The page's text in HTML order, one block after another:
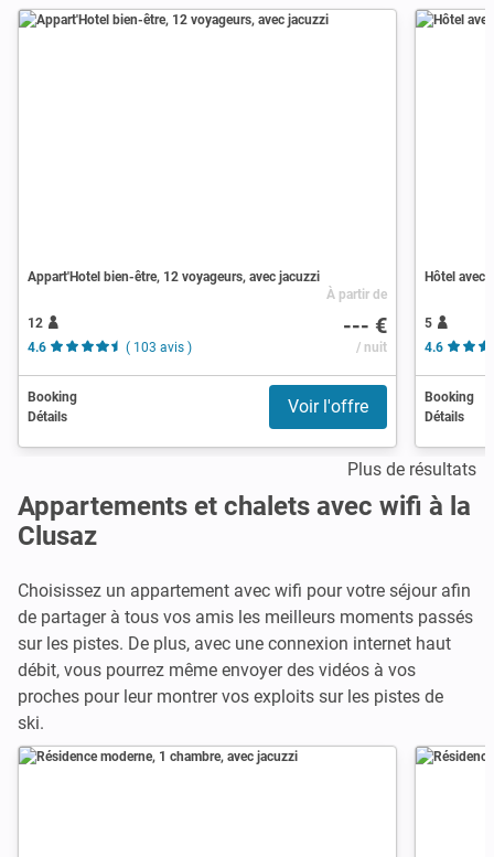
Appart'Hotel bien-être, 12 voyageurs, avec jacuzzi
12
4.6
( 103 avis )
À partir de
--- €
/ nuit
Booking
Détails
Voir l'offre
Hôtel avec
5
4.6
Booking
Détails
Plus de résultats
Appartements et chalets avec wifi à la
Clusaz
Choisissez un appartement avec wifi pour votre séjour afin
de partager à tous vos amis les meilleurs moments passés
sur les pistes. De plus, avec une connexion internet haut
débit, vous pourrez même envoyer des vidéos à vos
proches pour leur montrer vos exploits sur les pistes de
ski.